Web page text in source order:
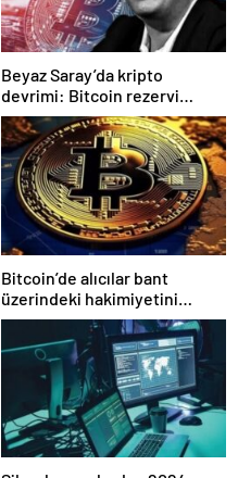
Beyaz Saray’da kripto
devrimi: Bitcoin rezervi
gerçek olabilir mi?
Bitcoin’de alıcılar bant
üzerindeki hakimiyetini
kaybetti